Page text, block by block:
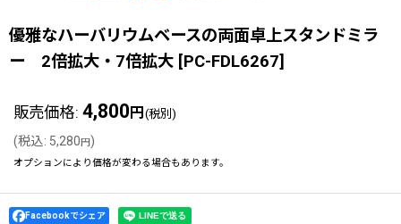
優雅なハーバリウムベースの両面卓上スタンドミラ
ー 2倍拡大・7倍拡大 [PC-FDL6267]
販売価格: 4,800 円 (税別)
(税込: 5,280 円 )
オプションにより価格が変わる場合もあります。
Facebookでシェア